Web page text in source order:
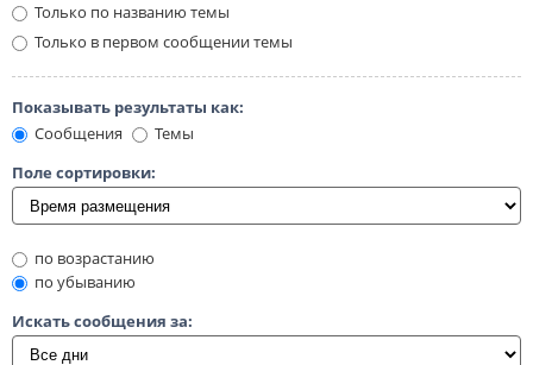
Только по названию темы
Только в первом сообщении темы
Показывать результаты как:
Сообщения
Темы
Поле сортировки:
по возрастанию
по убыванию
Искать сообщения за: